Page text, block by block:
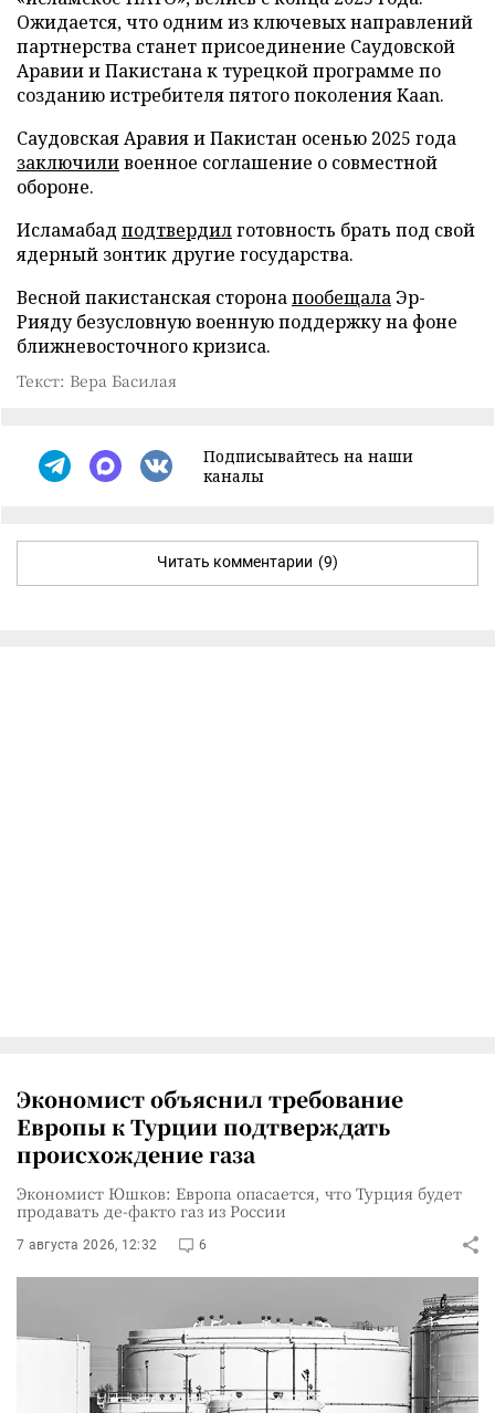
Ожидается, что одним из ключевых направлений
партнерства станет присоединение Саудовской
Аравии и Пакистана к турецкой программе по
созданию истребителя пятого поколения Kaan.
Саудовская Аравия и Пакистан осенью 2025 года
заключиливоенное соглашение о совместной
обороне.
Исламабад подтвердилготовность брать под свой
ядерный зонтик другие государства.
Весной пакистанская сторонапообещала Эр-
Рияду безусловную военную поддержку на фоне
ближневосточного кризиса.
Текст: Вера Басилая
Подписывайтесь на наши
каналы
Читать комментарии (9)
Экономист объяснил требование
Европы к Турции подтверждать
происхождение газа
Экономист Юшков: Европа опасается, что Турция будет
продавать де-факто газ из России
7 августа 2026, 12:32 6